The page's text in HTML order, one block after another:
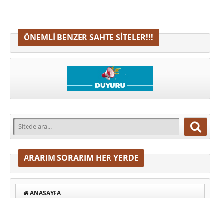
ÖNEMLI BENZER SAHTE SITELER!!!
ARARIM SORARIM HER YERDE
ANASAYFA